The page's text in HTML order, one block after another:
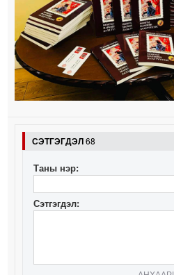
СЭТГЭГДЭЛ68
Таны нэр:
Сэтгэгдэл: